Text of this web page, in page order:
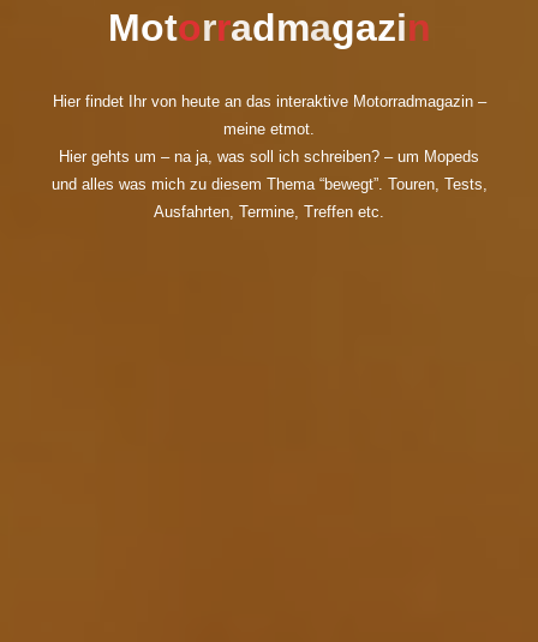
Motorradmagaz
zin
Hier findet Ihr von heute an das interaktive Motorradmagazin –
meine etmot.
Hier gehts um – na ja, was soll ich schreiben? – um Mopeds
und alles was mich zu diesem Thema “bewegt”. Touren, Tests,
Ausfahrten, Termine, Treffen etc.